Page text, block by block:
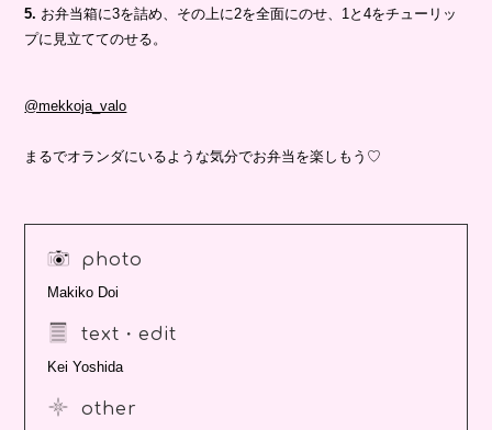
5. お弁当箱に3を詰め、その上に2を全面にのせ、1と4をチューリッ
プに見立ててのせる。
@mekkoja_valo
まるでオランダにいるような気分でお弁当を楽しもう♡
photo
Makiko Doi
text・edit
Kei Yoshida
other